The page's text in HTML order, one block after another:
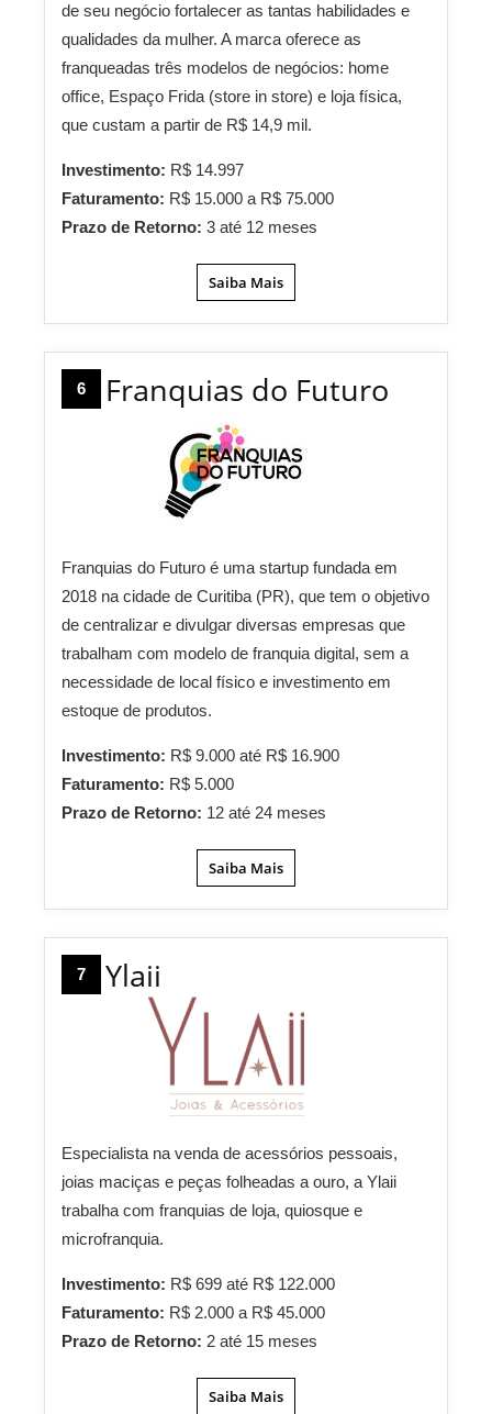
de seu negócio fortalecer as tantas habilidades e
qualidades da mulher. A marca oferece as
franqueadas três modelos de negócios: home
office, Espaço Frida (store in store) e loja física,
que custam a partir de R$ 14,9 mil.
Investimento: R$ 14.997
Faturamento: R$ 15.000 a R$ 75.000
Prazo de Retorno: 3 até 12 meses
Saiba Mais
6 Franquias do Futuro
Franquias do Futuro é uma startup fundada em
2018 na cidade de Curitiba (PR), que tem o objetivo
de centralizar e divulgar diversas empresas que
trabalham com modelo de franquia digital, sem a
necessidade de local físico e investimento em
estoque de produtos.
Investimento: R$ 9.000 até R$ 16.900
Faturamento: R$ 5.000
Prazo de Retorno: 12 até 24 meses
Saiba Mais
7 Ylaii
Especialista na venda de acessórios pessoais,
joias maciças e peças folheadas a ouro, a Ylaii
trabalha com franquias de loja, quiosque e
microfranquia.
Investimento: R$ 699 até R$ 122.000
Faturamento: R$ 2.000 a R$ 45.000
Prazo de Retorno: 2 até 15 meses
Saiba Mais